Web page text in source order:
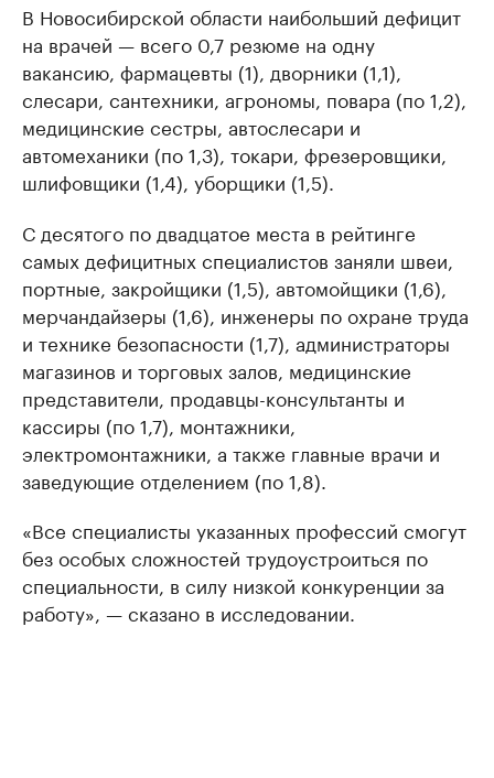
В Новосибирской области наибольший дефицит
на врачей — всего 0,7 резюме на одну
вакансию, фармацевты (1), дворники (1,1),
слесари, сантехники, агрономы, повара (по 1,2),
медицинские сестры, автослесари и
автомеханики (по 1,3), токари, фрезеровщики,
шлифовщики (1,4), уборщики (1,5).
С десятого по двадцатое места в рейтинге
самых дефицитных специалистов заняли швеи,
портные, закройщики (1,5), автомойщики (1,6),
мерчандайзеры (1,6), инженеры по охране труда
и технике безопасности (1,7), администраторы
магазинов и торговых залов, медицинские
представители, продавцы-консультанты и
кассиры (по 1,7), монтажники,
электромонтажники, а также главные врачи и
заведующие отделением (по 1,8).
«Все специалисты указанных профессий смогут
без особых сложностей трудоустроиться по
специальности, в силу низкой конкуренции за
работу», — сказано в исследовании.